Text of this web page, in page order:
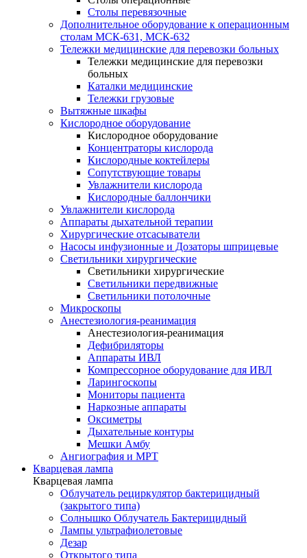
Столы перевязочные
Дополнительное оборудование к операционным
столам МСК-631, МСК-632
Тележки медицинские для перевозки больных
Тележки медицинские для перевозки
больных
Каталки медицинские
Тележки грузовые
Вытяжные шкафы
Кислородное оборудование
Кислородное оборудование
Концентраторы кислорода
Кислородные коктейлеры
Сопутствующие товары
Увлажнители кислорода
Кислородные баллончики
Увлажнители кислорода
Аппараты дыхательной терапии
Хирургические отсасыватели
Насосы инфузионные и Дозаторы шприцевые
Светильники хирургические
Светильники хирургические
Светильники передвижные
Светильники потолочные
Микроскопы
Анестезиология-реанимация
Анестезиология-реанимация
Дефибриляторы
Аппараты ИВЛ
Компрессорное оборудование для ИВЛ
Ларингоскопы
Мониторы пациента
Наркозные аппараты
Оксиметры
Дыхательные контуры
Мешки Амбу
Ангиография и МРТ
Кварцевая лампа
Кварцевая лампа
Облучатель рециркулятор бактерицидный
(закрытого типа)
Солнышко Облучатель Бактерицидный
Лампы ультрафиолетовые
Дезар
Открытого типа